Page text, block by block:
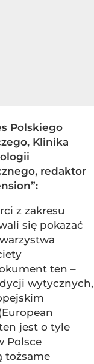
Polskiego
Klinika
redaktor
z zakresu
się pokazać
ten –
wytycznych,
jest o tyle
Polsce
tożsame